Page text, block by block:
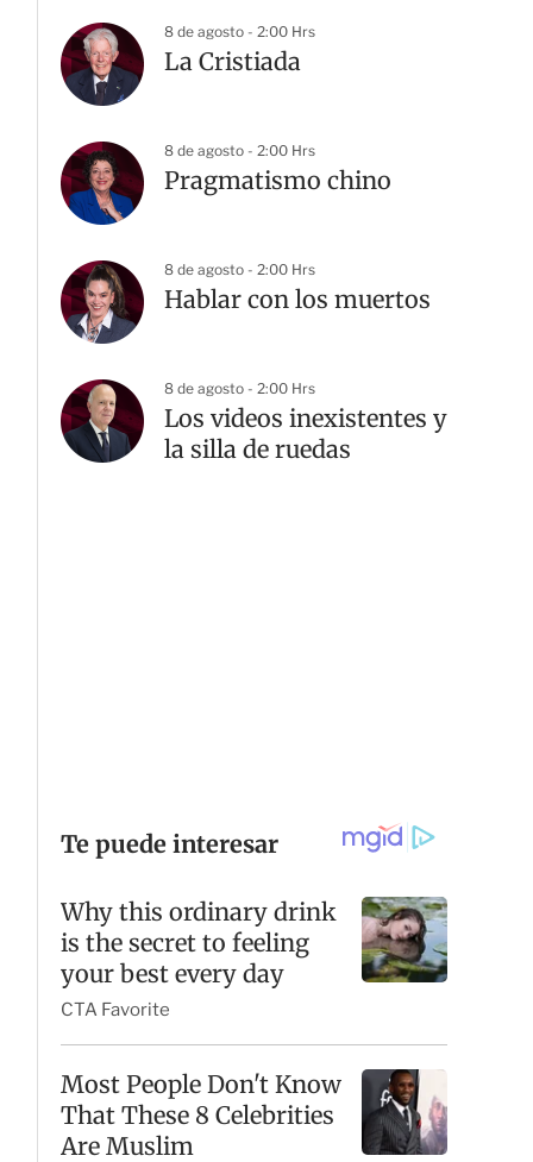
8 de agosto - 2:00 Hrs
La Cristiada
8 de agosto - 2:00 Hrs
Pragmatismo chino
8 de agosto - 2:00 Hrs
Hablar con los muertos
8 de agosto - 2:00 Hrs
Los videos inexistentes y
la silla de ruedas